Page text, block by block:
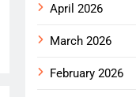
April 2026
March 2026
February 2026